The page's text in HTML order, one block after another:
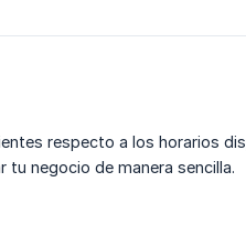
respecto a los horarios
negocio de manera sencilla.